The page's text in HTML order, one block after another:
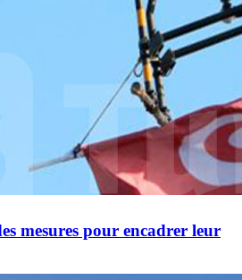
mesures pour encadrer leur